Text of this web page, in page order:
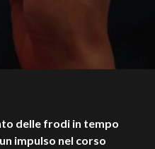
delle frodi in tempo
impulso nel corso